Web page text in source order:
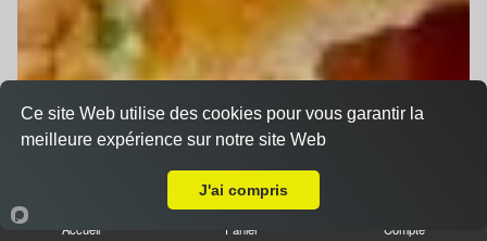
Accueil Panier Compte
Ce site Web utilise des cookies pour vous garantir la
meilleure expérience sur notre site Web
J'ai compris